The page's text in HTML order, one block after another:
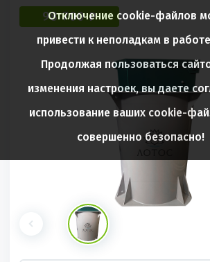
98 700 ₽
Отключение cookie-файлов
привести к неполадкам в
Продолжая пользоваться
изменения настроек, вы даете
использование ваших cookie-
совершенно безопасно!